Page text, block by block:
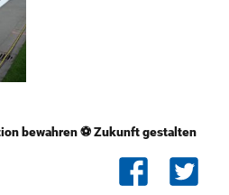
be­­­­­­­­­­­­­­­­­­­­­­wah­ren ⚽ Zu­­­­­­­­­­­­­­­­­­­­­­kunft ge­­­­­­­­­­­­­­­­­­­­­­stal­ten